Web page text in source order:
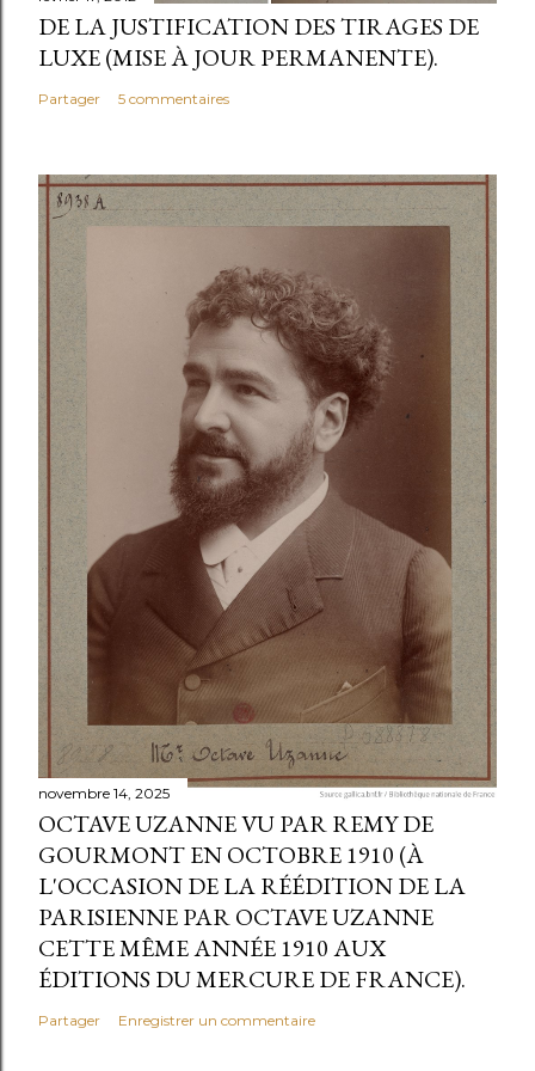
c
o
m
n
t
a
e
DE LA JUSTIFICATION DES TIRAGES DE
LUXE (MISE À JOUR PERMANENTE).
Partager 5 commentaires
novembre 14, 2025
OCTAVE UZANNE VU PAR REMY DE
GOURMONT EN OCTOBRE 1910 (À
L'OCCASION DE LA RÉÉDITION DE LA
PARISIENNE PAR OCTAVE UZANNE
CETTE MÊME ANNÉE 1910 AUX
ÉDITIONS DU MERCURE DE FRANCE).
Partager Enregistrer un commentaire